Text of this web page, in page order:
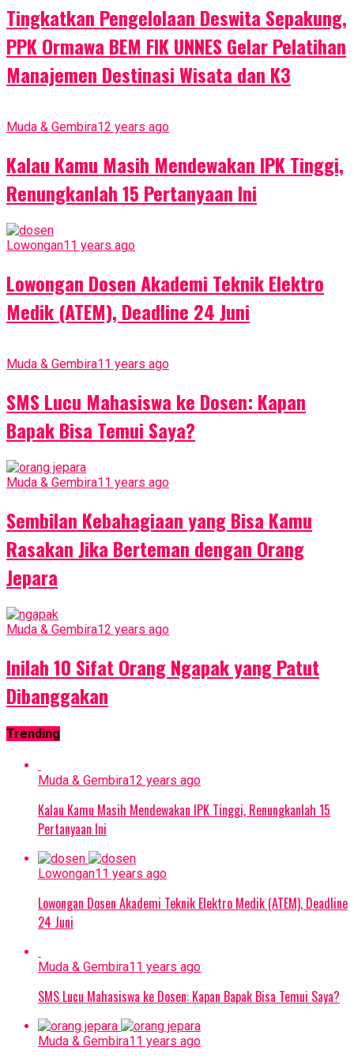
Tingkatkan Pengelolaan Deswita Sepakung,
PPK Ormawa BEM FIK UNNES Gelar Pelatihan
Manajemen Destinasi Wisata dan K3
Muda & Gembira12 years ago
Kalau Kamu Masih Mendewakan IPK Tinggi,
Renungkanlah 15 Pertanyaan Ini
Lowongan11 years ago
Lowongan Dosen Akademi Teknik Elektro
Medik (ATEM), Deadline 24 Juni
Muda & Gembira11 years ago
SMS Lucu Mahasiswa ke Dosen: Kapan
Bapak Bisa Temui Saya?
Muda & Gembira11 years ago
Sembilan Kebahagiaan yang Bisa Kamu
Rasakan Jika Berteman dengan Orang
Jepara
Muda & Gembira12 years ago
Inilah 10 Sifat Orang Ngapak yang Patut
Dibanggakan
Trending
Muda & Gembira12 years ago
Kalau Kamu Masih Mendewakan IPK Tinggi, Renungkanlah 15
Pertanyaan Ini
Lowongan11 years ago
Lowongan Dosen Akademi Teknik Elektro Medik (ATEM), Deadline
24 Juni
Muda & Gembira11 years ago
SMS Lucu Mahasiswa ke Dosen: Kapan Bapak Bisa Temui Saya?
Muda & Gembira11 years ago